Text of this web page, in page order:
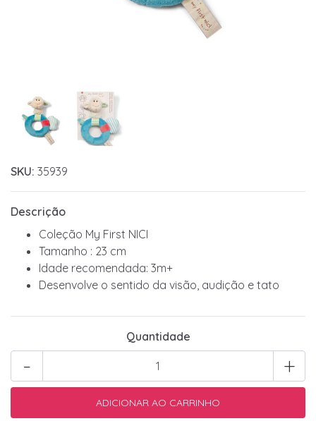
SKU: 35939
Descrição
Coleção My First NICI
Tamanho : 23 cm
Idade recomendada: 3m+
Desenvolve o sentido da visão, audição e tato
Quantidade
+
-